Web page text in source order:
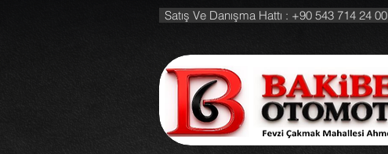
Satış Ve Danışma Hattı : +90 543 714 24 00